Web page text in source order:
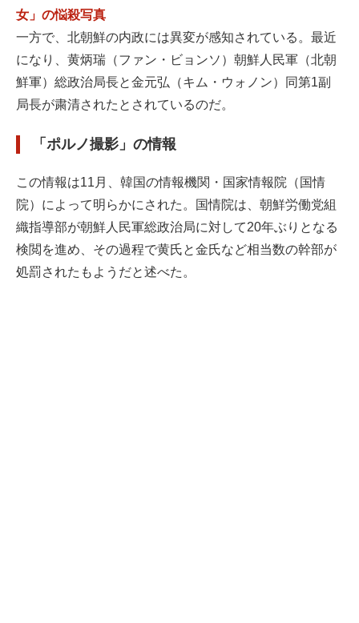
女」の悩殺写真
一方で、北朝鮮の内政には異変が感知されている。最近
になり、黄炳瑞（ファン・ビョンソ）朝鮮人民軍（北朝
鮮軍）総政治局長と金元弘（キム・ウォノン）同第1副
局長が粛清されたとされているのだ。
「ポルノ撮影」の情報
この情報は11月、韓国の情報機関・国家情報院（国情
院）によって明らかにされた。国情院は、朝鮮労働党組
織指導部が朝鮮人民軍総政治局に対して20年ぶりとなる
検閲を進め、その過程で黄氏と金氏など相当数の幹部が
処罰されたもようだと述べた。